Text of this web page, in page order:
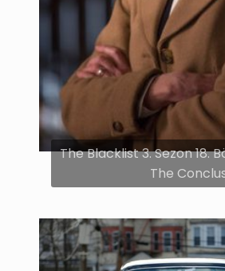
The Blacklist 3. Sezon 18.
The